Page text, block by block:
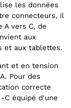
les données
connecteurs, il
A vers C, de
aux
et aux tablettes.
et en tension
Pour des
correcte
C équipé d'une